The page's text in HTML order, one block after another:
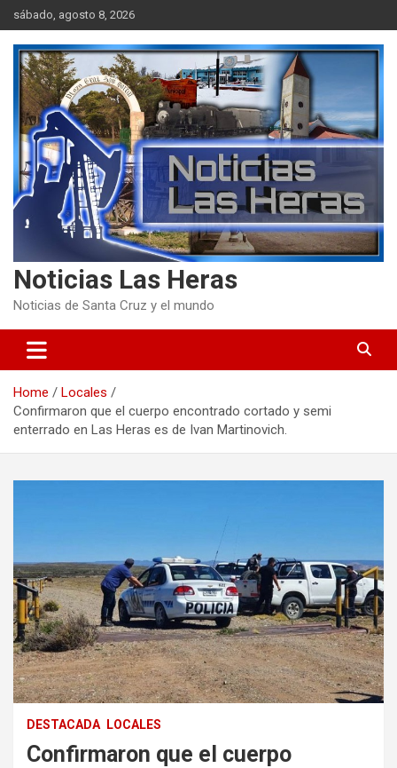
Skip
to
content
sábado, agosto 8, 2026
Noticias Las Heras
Noticias de Santa Cruz y el mundo
Home
Locales
Confirmaron que el cuerpo encontrado cortado y semi
enterrado en Las Heras es de Ivan Martinovich.
DESTACADA LOCALES
Confirmaron que el cuerpo